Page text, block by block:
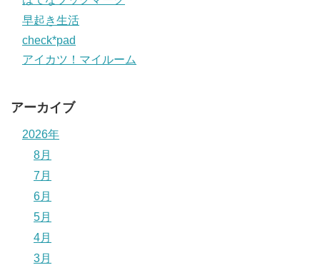
早起き生活
check*pad
アイカツ！マイルーム
アーカイブ
2026年
8月
7月
6月
5月
4月
3月